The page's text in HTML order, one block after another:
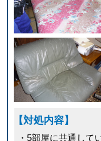
【対処内容】
・5部屋に共通して